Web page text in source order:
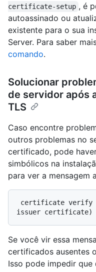
certificate-setup , é
autoassinado ou
existente para o sua
Server. Para saber
comando.
Solucionar
de servidor após
TLS
Caso encontre
outros problemas no
certificado, pode
simbólicos na
para ver a mensagem
Se você vir essa
certificados ausentes
Isso pode impedir